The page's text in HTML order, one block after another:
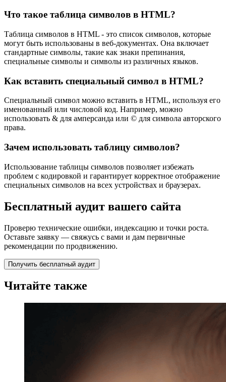
Что такое таблица символов в HTML?
Таблица символов в HTML - это список символов, которые
могут быть использованы в веб-документах. Она включает
стандартные символы, такие как знаки препинания,
специальные символы и символы из различных языков.
Как вставить специальный символ в HTML?
Специальный символ можно вставить в HTML, используя его
именованный или числовой код. Например, можно
использовать & для амперсанда или © для символа авторского
права.
Зачем использовать таблицу символов?
Использование таблицы символов позволяет избежать
проблем с кодировкой и гарантирует корректное отображение
специальных символов на всех устройствах и браузерах.
Бесплатный аудит вашего сайта
Проверю технические ошибки, индексацию и точки роста.
Оставьте заявку — свяжусь с вами и дам первичные
рекомендации по продвижению.
Получить бесплатный аудит
Читайте также